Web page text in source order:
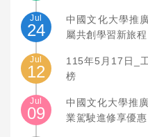
Jul
24
中國文化大學推
屬共創學習新旅程
Jul
12
115年5月17日_
榜
Jul
09
中國文化大學推
業駕駛進修享優惠